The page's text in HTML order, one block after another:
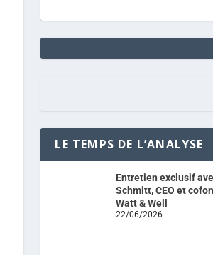
LE TEMPS DE L’ANALYSE
Entretien exclusif
Schmitt, CEO et
Watt & Well
22/06/2026